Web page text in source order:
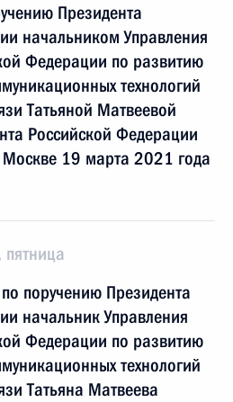
Президента
начальником Управления
Федерации по развитию
технологий
Татьяной Матвеевой
Российской Федерации
19 марта 2021 года
поручению Президента
начальник Управления
Федерации по развитию
технологий
Татьяна Матвеева